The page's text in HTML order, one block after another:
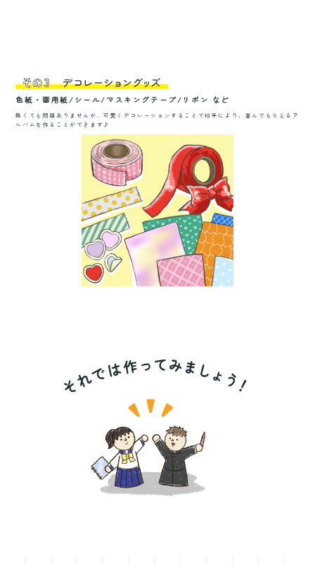
色紙・画用紙/シール/マスキングテープ/リボン など
無くても問題ありませんが、可愛くデコレーションすることで相手により、喜んで もらえるア
ルバムを作ることができます♪